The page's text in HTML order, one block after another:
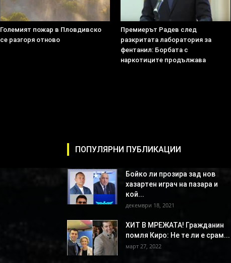
Големият пожар в Пловдивско
се разгоря отново
Премиерът Радев след
разкритата лаборатория за
фентанил: Борбата с
наркотиците продължава
ПОПУЛЯРНИ ПУБЛИКАЦИИ
Бойко ли прозира зад нов
хазартен играч на пазара и
кой...
декември 18, 2021
ХИТ В МРЕЖАТА! Гражданин
помля Киро: Не те ли е срам...
март 27, 2022